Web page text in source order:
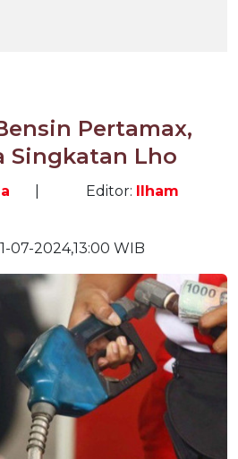
Pertamax,
Singkatan Lho
Editor: Ilham
07-2024,13:00 WIB